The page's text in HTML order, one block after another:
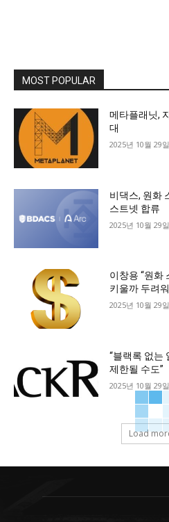
MOST POPULAR
메타플래닛,
대
2025년 10월 29
비댁스, 원화
스트넷 합류
2025년 10월 29
이창용 “원화
키울까 두려
2025년 10월 29
“블랙록 없는
제한될 수도”
2025년 10월 29
Load